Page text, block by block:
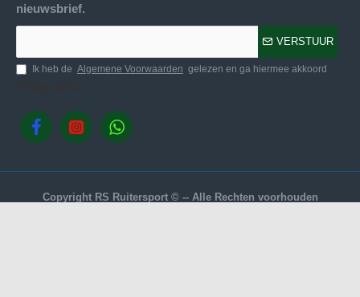
nieuwsbrief.
VERSTUUR
Ik heb de Algemene Voorwaarden gelezen en ga hiermee akkoord
Copyright RS Ruitersport © -- Alle Rechten voorhouden